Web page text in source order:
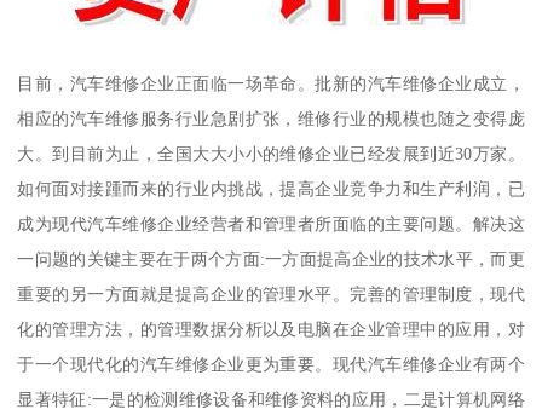
目前，汽车维修企业正面临一场革命。批新的汽车维修企业成立，
相应的汽车维修服务行业急剧扩张，维修行业的规模也随之变得庞
大。到目前为止，全国大大小小的维修企业已经发展到近30万家。
如何面对接踵而来的行业内挑战，提高企业竞争力和生产利润，已
成为现代汽车维修企业经营者和管理者所面临的主要问题。解决这
一问题的关键主要在于两个方面:一方面提高企业的技术水平，而更
重要的另一方面就是提高企业的管理水平。完善的管理制度，现代
化的管理方法，的管理数据分析以及电脑在企业管理中的应用，对
于一个现代化的汽车维修企业更为重要。现代汽车维修企业有两个
显著特征:一是的检测维修设备和维修资料的应用，二是计算机网络